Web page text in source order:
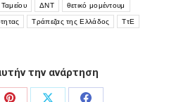
ΔΝΤ θετικό μομέντουμ
Τράπεζας της Ελλάδος ΤτΕ
την ανάρτηση